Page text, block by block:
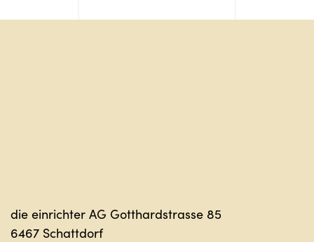
die einrichter AG Gotthardstrasse 85
6467 Schattdorf